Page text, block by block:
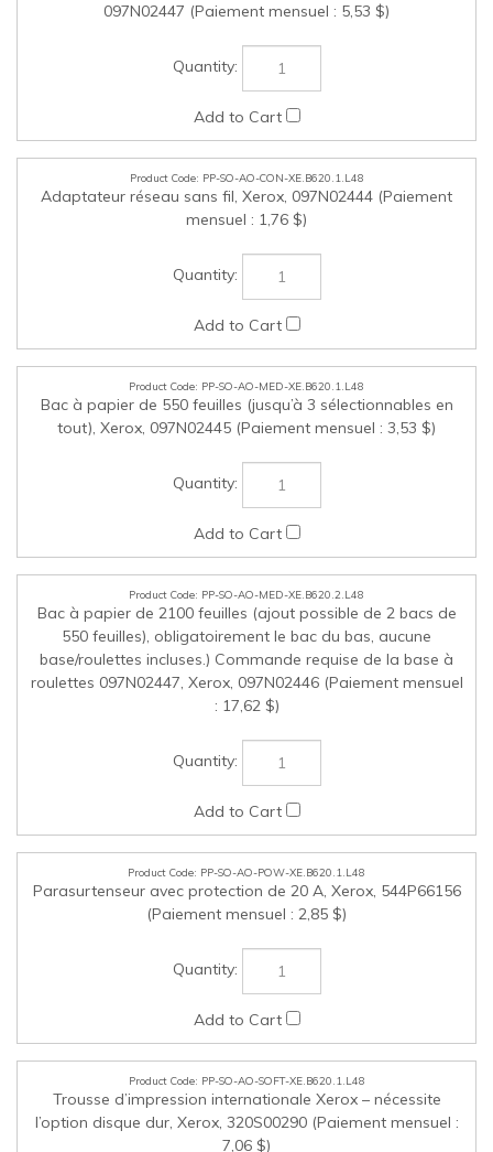
PP-SO-AO-CON-XE.B620.1.L48
mensuel : 1,76 $)
Bac à papier de 550 feuilles (jusqu’à 3 sélectionnables en
tout), Xerox, 097N02445 (Paiement mensuel : 3,53 $)
PP-SO-AO-MED-XE.B620.2.L48
Bac à papier de 2100 feuilles (ajout possible de 2 bacs de
base/roulettes incluses.) Commande requise de la base à
roulettes 097N02447, Xerox, 097N02446 (Paiement mensuel
: 17,62 $)
PP-SO-AO-POW-XE.B620.1.L48
Parasurtenseur avec protection de 20 A, Xerox, 544P66156
(Paiement mensuel : 2,85 $)
PP-SO-AO-SOFT-XE.B620.1.L48
Trousse d’impression internationale Xerox – nécessite
l’option disque dur, Xerox, 320S00290 (Paiement mensuel :